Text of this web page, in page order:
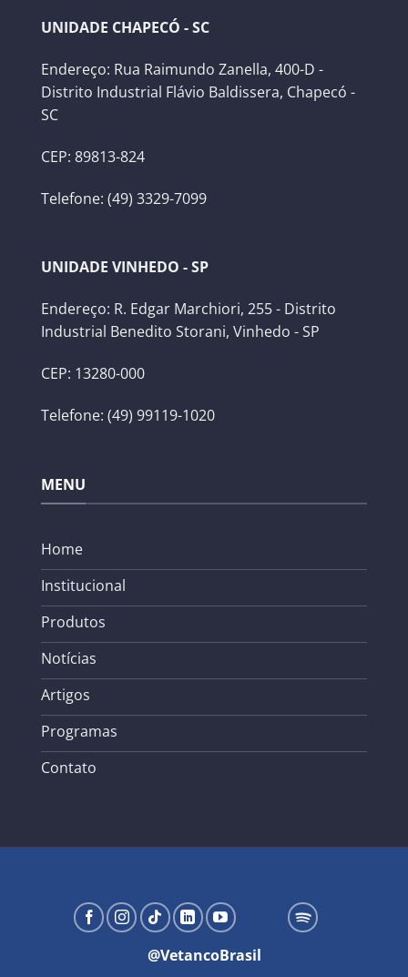
UNIDADE CHAPECÓ - SC
Endereço: Rua Raimundo Zanella, 400-D -
Distrito Industrial Flávio Baldissera, Chapecó -
SC
CEP: 89813-824
Telefone: (49) 3329-7099
UNIDADE VINHEDO - SP
Endereço: R. Edgar Marchiori, 255 - Distrito
Industrial Benedito Storani, Vinhedo - SP
CEP: 13280-000
Telefone: (49) 99119-1020
MENU
Home
Institucional
Produtos
Notícias
Artigos
Programas
Contato
@VetancoBrasil